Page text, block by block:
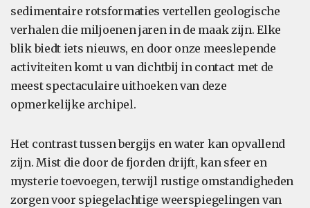
sedimentaire rotsformaties vertellen geologische
verhalen die miljoenen jaren in de maak zijn. Elke
blik biedt iets nieuws, en door onze meeslepende
activiteiten komt u van dichtbij in contact met de
meest spectaculaire uithoeken van deze
opmerkelijke archipel.
Het contrast tussen bergijs en water kan opvallend
zijn. Mist die door de fjorden drijft, kan sfeer en
mysterie toevoegen, terwijl rustige omstandigheden
zorgen voor spiegelachtige weerspiegelingen van